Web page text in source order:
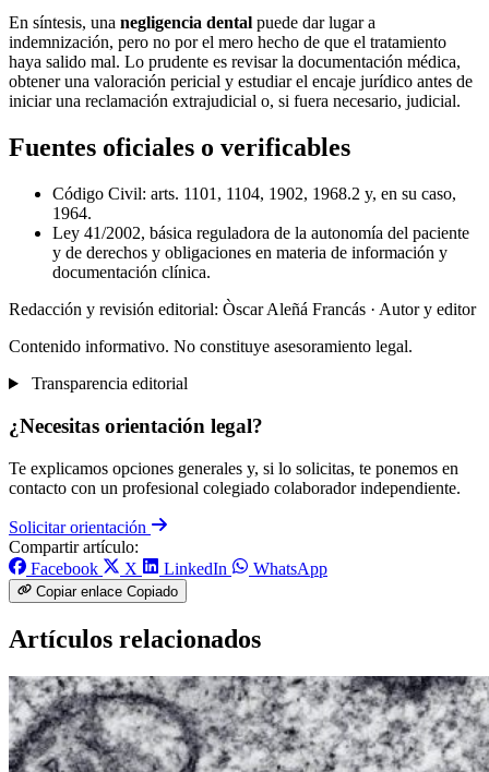
En síntesis, una negligencia dental puede dar lugar a
indemnización, pero no por el mero hecho de que el tratamiento
haya salido mal. Lo prudente es revisar la documentación médica,
obtener una valoración pericial y estudiar el encaje jurídico antes de
iniciar una reclamación extrajudicial o, si fuera necesario, judicial.
Fuentes oficiales o verificables
Código Civil: arts. 1101, 1104, 1902, 1968.2 y, en su caso,
1964.
Ley 41/2002, básica reguladora de la autonomía del paciente
y de derechos y obligaciones en materia de información y
documentación clínica.
Redacción y revisión editorial: Òscar Aleñá Francás · Autor y editor
Contenido informativo. No constituye asesoramiento legal.
Transparencia editorial
¿Necesitas orientación legal?
Te explicamos opciones generales y, si lo solicitas, te ponemos en
contacto con un profesional colegiado colaborador independiente.
Solicitar orientación
Compartir artículo:
Facebook
X LinkedIn WhatsApp
Copiar enlace Copiado
Artículos relacionados